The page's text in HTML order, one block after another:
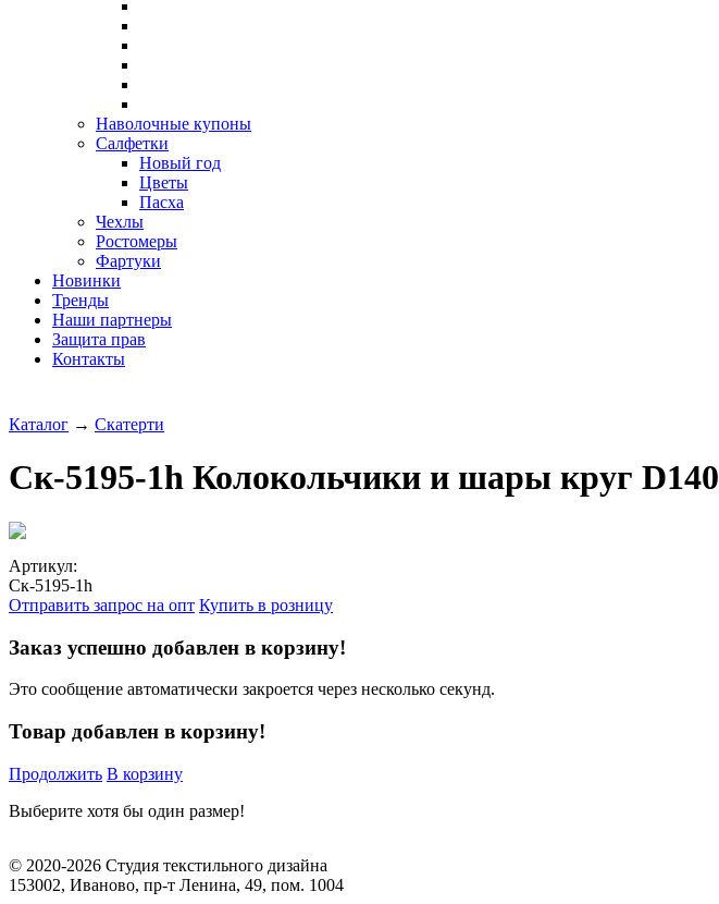
Наволочные купоны
Салфетки
Новый год
Цветы
Пасха
Чехлы
Ростомеры
Фартуки
Новинки
Тренды
Наши партнеры
Защита прав
Контакты
Каталог → Скатерти
Ск-5195-1h Колокольчики и шары круг D140
Артикул:
Ск-5195-1h
Отправить запрос на опт Купить в розницу
Заказ успешно добавлен в корзину!
Это сообщение автоматически закроется через несколько секунд.
Товар добавлен в корзину!
Продолжить В корзину
Выберите хотя бы один размер!
© 2020-2026 Студия текстильного дизайна
153002, Иваново, пр-т Ленина, 49, пом. 1004